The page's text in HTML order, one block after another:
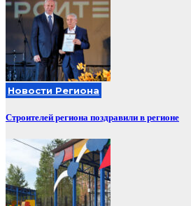
Новости Региона
Строителей региона поздравили в регионе